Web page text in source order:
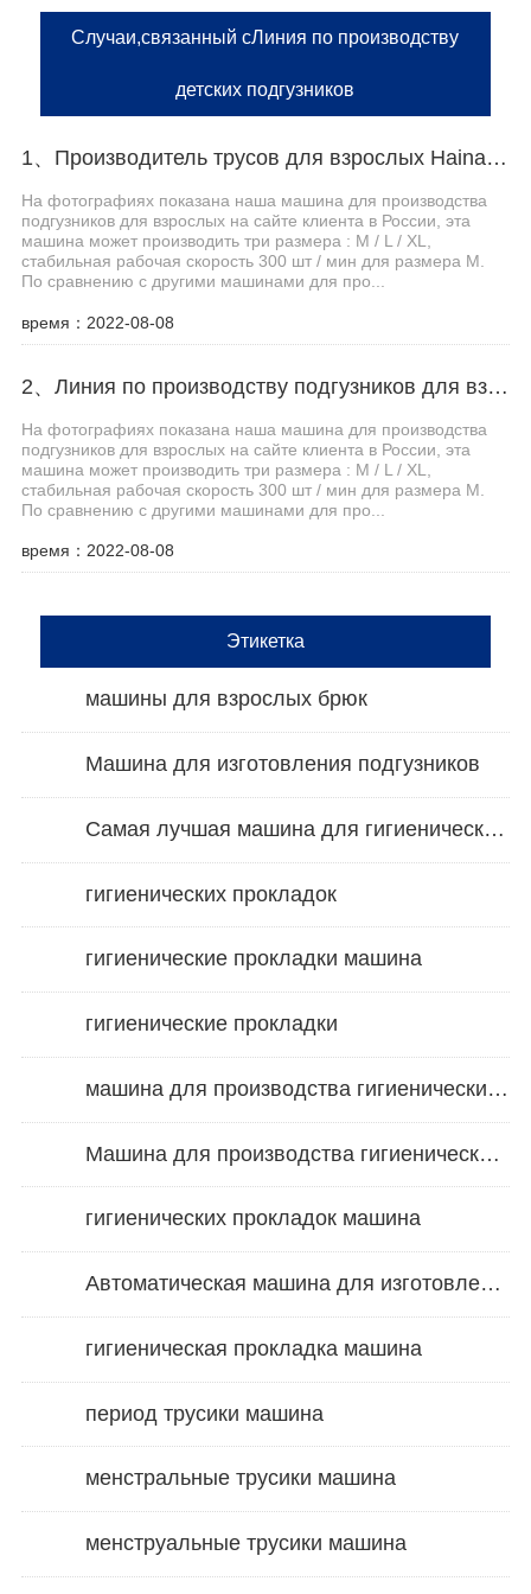
Случаи,связанный сЛиния по производству
детских подгузников
1、Производитель трусов для взрослых Haina помогает российскому заказчику эффективно производить
На фотографиях показана наша машина для производства
подгузников для взрослых на сайте клиента в России, эта
машина может производить три размера : M / L / XL,
стабильная рабочая скорость 300 шт / мин для размера M.
По сравнению с другими машинами для про...
время：2022-08-08
2、Линия по производству подгузников для взрослых Haina помогает клиентам из Центральной Азии увеличить производственные мощности
На фотографиях показана наша машина для производства
подгузников для взрослых на сайте клиента в России, эта
машина может производить три размера : M / L / XL,
стабильная рабочая скорость 300 шт / мин для размера M.
По сравнению с другими машинами для про...
время：2022-08-08
Этикетка
машины для взрослых брюк
Машина для изготовления подгузников
Самая лучшая машина для гигиенических салфеток
гигиенических прокладок
гигиенические прокладки машина
гигиенические прокладки
машина для производства гигиенических прокладок
Машина для производства гигиенических салфеток
гигиенических прокладок машина
Автоматическая машина для изготовления гигиенических прокладок
гигиеническая прокладка машина
период трусики машина
менстральные трусики машина
менструальные трусики машина